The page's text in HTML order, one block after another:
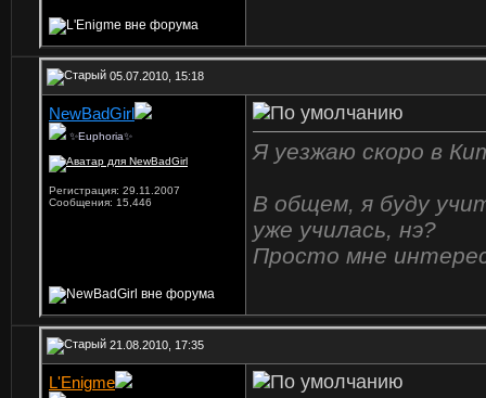
05.07.2010, 15:18
NewBadGirl
✨Euphoria✨
Регистрация: 29.11.2007
Сообщения: 15,446
Я уезжаю скоро в
В общем, я буду
уже училась, нэ?
Просто мне
21.08.2010, 17:35
L'Enigme